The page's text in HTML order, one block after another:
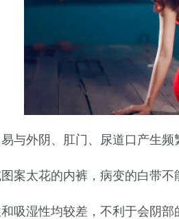
与外阴、肛门、尿道口产生
案太花的内裤，病变的白带
吸湿性均较差，不利于会阴部